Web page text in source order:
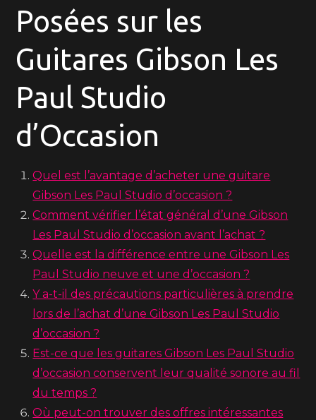
Posées sur les
Guitares Gibson Les
Paul Studio
d’Occasion
Quel est l’avantage d’acheter une guitare
Gibson Les Paul Studio d’occasion ?
Comment vérifier l’état général d’une Gibson
Les Paul Studio d’occasion avant l’achat ?
Quelle est la différence entre une Gibson Les
Paul Studio neuve et une d’occasion ?
Y a-t-il des précautions particulières à prendre
lors de l’achat d’une Gibson Les Paul Studio
d’occasion ?
Est-ce que les guitares Gibson Les Paul Studio
d’occasion conservent leur qualité sonore au fil
du temps ?
Où peut-on trouver des offres intéressantes